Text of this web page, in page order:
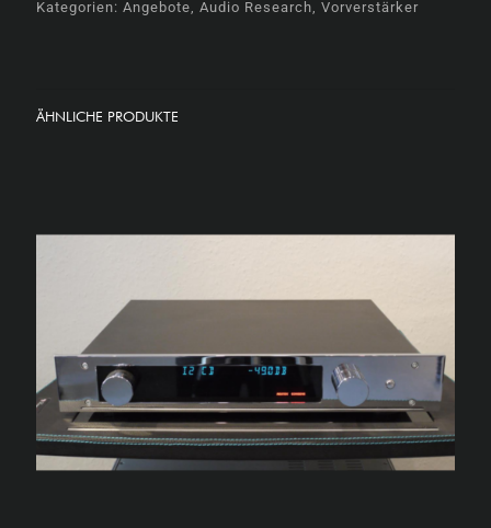
Kategorien: Angebote, Audio Research, Vorverstärker
ÄHNLICHE PRODUKTE